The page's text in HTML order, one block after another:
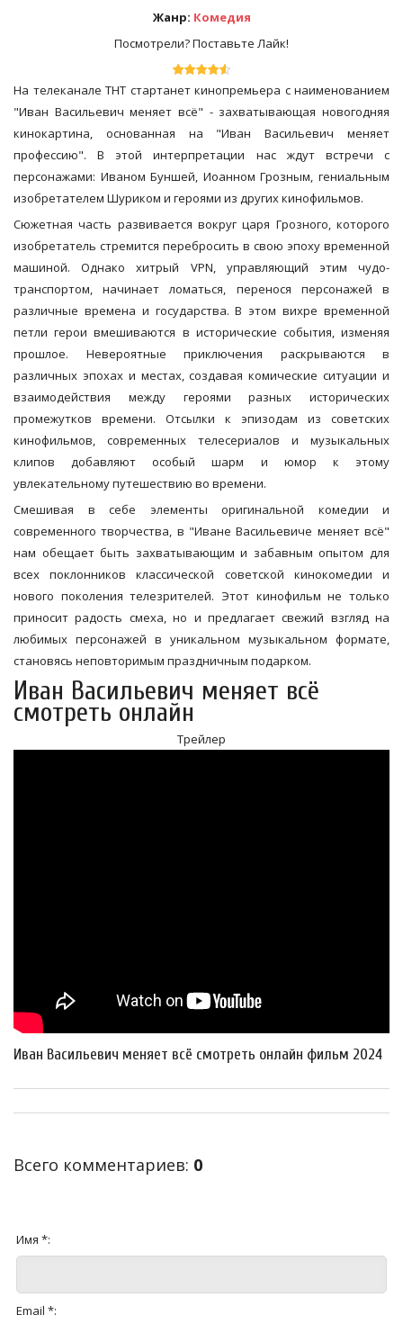
Жанр: Комедия
Посмотрели? Поставьте Лайк!
На телеканале ТНТ стартанет кинопремьера с наименованием
"Иван Васильевич меняет всё" - захватывающая новогодняя
кинокартина, основанная на "Иван Васильевич меняет
профессию". В этой интерпретации нас ждут встречи с
персонажами: Иваном Буншей, Иоанном Грозным, гениальным
изобретателем Шуриком и героями из других кинофильмов.
Сюжетная часть развивается вокруг царя Грозного, которого
изобретатель стремится перебросить в свою эпоху временной
машиной. Однако хитрый VPN, управляющий этим чудо-
транспортом, начинает ломаться, перенося персонажей в
различные времена и государства. В этом вихре временной
петли герои вмешиваются в исторические события, изменяя
прошлое. Невероятные приключения раскрываются в
различных эпохах и местах, создавая комические ситуации и
взаимодействия между героями разных исторических
промежутков времени. Отсылки к эпизодам из советских
кинофильмов, современных телесериалов и музыкальных
клипов добавляют особый шарм и юмор к этому
увлекательному путешествию во времени.
Смешивая в себе элементы оригинальной комедии и
современного творчества, в "Иване Васильевиче меняет всё"
нам обещает быть захватывающим и забавным опытом для
всех поклонников классической советской кинокомедии и
нового поколения телезрителей. Этот кинофильм не только
приносит радость смеха, но и предлагает свежий взгляд на
любимых персонажей в уникальном музыкальном формате,
становясь неповторимым праздничным подарком.
Иван Васильевич меняет всё
смотреть онлайн
Трейлер
Иван Васильевич меняет всё смотреть онлайн фильм 2024
Всего комментариев: 0
Имя *:
Email *: